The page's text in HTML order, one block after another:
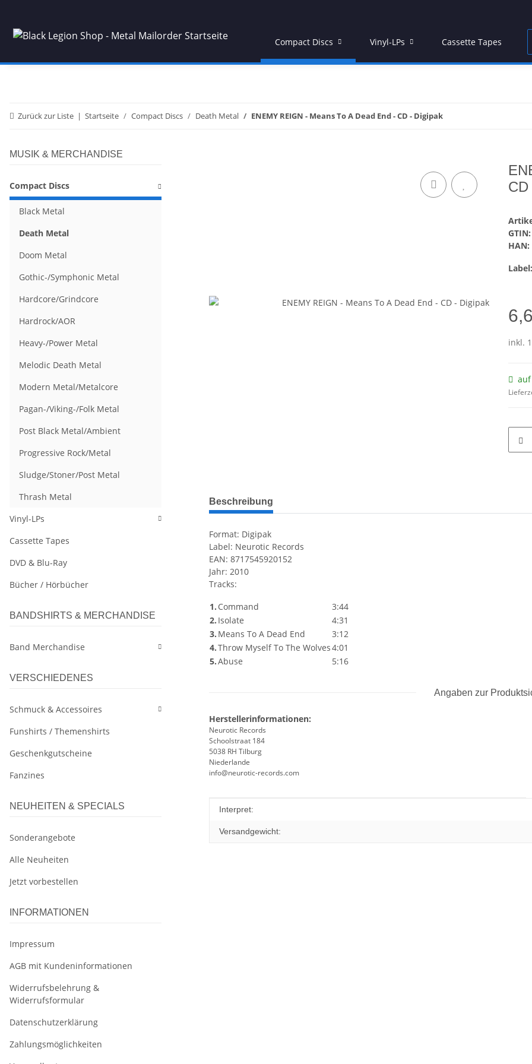
Compact Discs Vinyl-LPs Cassette Tapes
Zurück zur Liste Startseite Compact Discs Death Metal ENEMY REIGN - Means To A Dead End - CD - Digipak
GTIN:
HAN:
Label:
inkl.
weitere Registerkarten anzeigen
Beschreibung
Format: Digipak
Label: Neurotic Records
EAN: 8717545920152
Jahr: 2010
Tracks:
1. Command
3:44
2. Isolate
4:31
3. Means To A Dead End
3:12
4.Throw Myself To The Wolves4:01
5.Abuse 5:16
Angaben zur
Herstellerinformationen:
Neurotic Records
Schoolstraat 184
5038 RH Tilburg
Niederlande
info@neurotic-records.com
Produkteigenschaft
Wert
Interpret:
Versandgewicht:
MUSIK & MERCHANDISE
Compact Discs
Black Metal
Death Metal
Doom Metal
Gothic-/Symphonic Metal
Hardcore/Grindcore
Hardrock/AOR
Heavy-/Power Metal
Melodic Death Metal
Modern Metal/Metalcore
Pagan-/Viking-/Folk Metal
Post Black Metal/Ambient
Progressive Rock/Metal
Sludge/Stoner/Post Metal
Thrash Metal
Vinyl-LPs
Cassette Tapes
DVD & Blu-Ray
Bücher / Hörbücher
BANDSHIRTS & MERCHANDISE
Band Merchandise
VERSCHIEDENES
Schmuck & Accessoires
Funshirts / Themenshirts
Geschenkgutscheine
Fanzines
NEUHEITEN & SPECIALS
Sonderangebote
Alle Neuheiten
Jetzt vorbestellen
INFORMATIONEN
Impressum
AGB mit Kundeninformationen
Widerrufsbelehrung &
Widerrufsformular
Datenschutzerklärung
Zahlungsmöglichkeiten